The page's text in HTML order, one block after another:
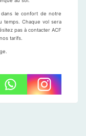
le confort de notre
temps. Chaque vol sera
pas à contacter ACF
tarifs.